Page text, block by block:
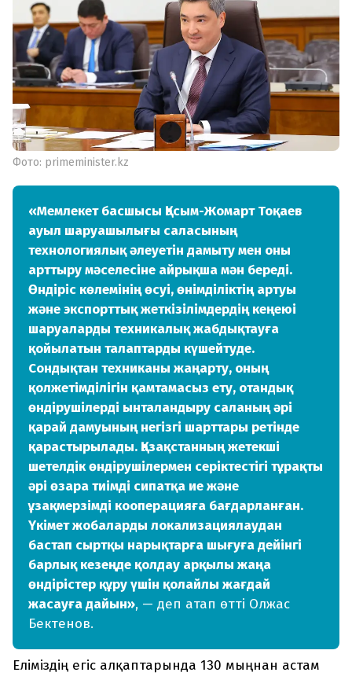
Фото: primeminister.kz
«Мемлекет басшысы Қасым-Жомарт Тоқаев
ауыл шаруашылығы саласының
технологиялық әлеуетін дамыту мен оны
арттыру мәселесіне айрықша мән береді.
Өндіріс көлемінің өсуі, өнімділіктің артуы
және экспорттық жеткізілімдердің кеңеюі
шаруаларды техникалық жабдықтауға
қойылатын талаптарды күшейтуде.
Сондықтан техниканы жаңарту, оның
қолжетімділігін қамтамасыз ету, отандық
өндірушілерді ынталандыру саланың әрі
қарай дамуының негізгі шарттары ретінде
қарастырылады. Қазақстанның жетекші
шетелдік өндірушілермен серіктестігі тұрақты
әрі өзара тиімді сипатқа ие және
ұзақмерзімді кооперацияға бағдарланған.
Үкімет жобаларды локализациялаудан
бастап сыртқы нарықтарға шығуға дейінгі
барлық кезеңде қолдау арқылы жаңа
өндірістер құру үшін қолайлы жағдай
жасауға дайын», — деп атап өтті Олжас
Бектенов.
Еліміздің егіс алқаптарында 130 мыңнан астам